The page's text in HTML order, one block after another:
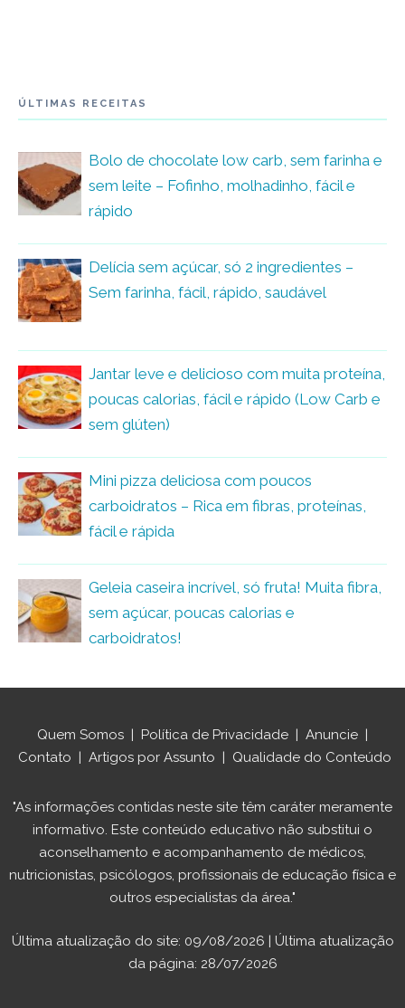
ÚLTIMAS RECEITAS
Bolo de chocolate low carb, sem farinha e
sem leite – Fofinho, molhadinho, fácil e
rápido
Delícia sem açúcar, só 2 ingredientes –
Sem farinha, fácil, rápido, saudável
Jantar leve e delicioso com muita proteína,
poucas calorias, fácil e rápido (Low Carb e
sem glúten)
Mini pizza deliciosa com poucos
carboidratos – Rica em fibras, proteínas,
fácil e rápida
Geleia caseira incrível, só fruta! Muita fibra,
sem açúcar, poucas calorias e
carboidratos!
Quem Somos | Política de Privacidade | Anuncie |
Contato | Artigos por Assunto | Qualidade do Conteúdo
"As informações contidas neste site têm caráter meramente
informativo. Este conteúdo educativo não substitui o
aconselhamento e acompanhamento de médicos,
nutricionistas, psicólogos, profissionais de educação física e
outros especialistas da área."
Última atualização do site: 09/08/2026 | Última atualização
da página: 28/07/2026